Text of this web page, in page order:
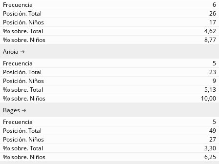
6
26
17
4,62
8,77
Anoia
5
23
9
5,13
10,00
Bages
5
49
27
3,30
6,25